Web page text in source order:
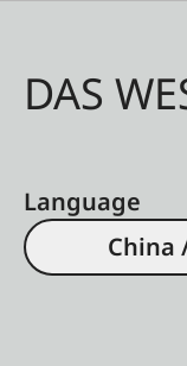
DAS
Language
China